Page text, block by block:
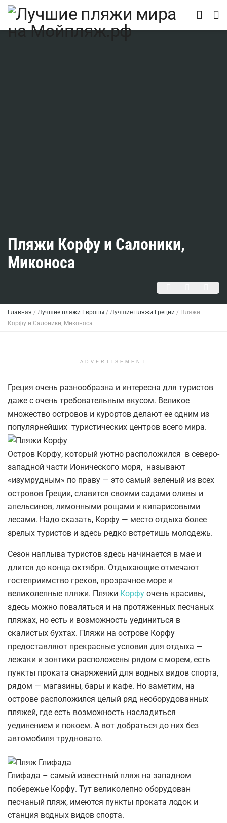
Пляжи Корфу и Салоники,
Миконоса
Главная / Лучшие пляжи Европы / Лучшие пляжи Греции / Пляжи
Корфу и Салоники, Миконоса
ADVERTISEMENT
Греция очень разнообразна и интересна для туристов
даже с очень требовательным вкусом. Великое
множество островов и курортов делают ее одним из
популярнейших туристических центров всего мира.
Остров Корфу, который уютно расположился в северо-
западной части Ионического моря, называют
«изумрудным» по праву — это самый зеленый из всех
островов Греции, славится своими садами оливы и
апельсинов, лимонными рощами и кипарисовыми
лесами. Надо сказать, Корфу — место отдыха более
зрелых туристов и здесь редко встретишь молодежь.
Сезон наплыва туристов здесь начинается в мае и
длится до конца октября. Отдыхающие отмечают
гостеприимство греков, прозрачное море и
великолепные пляжи. Пляжи Корфу очень красивы,
здесь можно поваляться и на протяженных песчаных
пляжах, но есть и возможность уединиться в
скалистых бухтах. Пляжи на острове Корфу
предоставляют прекрасные условия для отдыха —
лежаки и зонтики расположены рядом с морем, есть
пункты проката снаряжений для водных видов спорта,
рядом — магазины, бары и кафе. Но заметим, на
острове расположился целый ряд необорудованных
пляжей, где есть возможность насладиться
уединением и покоем. А вот добраться до них без
автомобиля трудновато.
Глифада – самый известный пляж на западном
побережье Корфу. Тут великолепно оборудован
песчаный пляж, имеются пункты проката лодок и
станция водных видов спорта.